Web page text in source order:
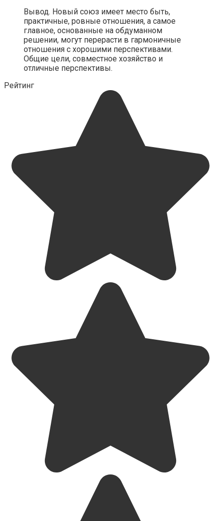
Вывод. Новый союз имеет место быть,
практичные, ровные отношения, а самое
главное, основанные на обдуманном
решении, могут перерасти в гармоничные
отношения с хорошими перспективами.
Общие цели, совместное хозяйство и
отличные перспективы.
Рейтинг